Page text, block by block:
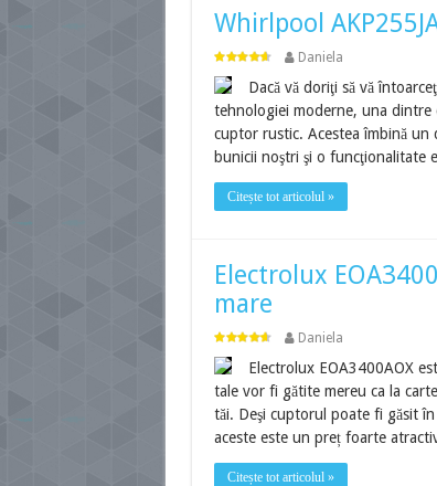
Whirlpool
Daniela
Dacă vă doriţi să vă
tehnologiei moderne, una dintre
cuptor rustic. Acestea îmbină un
bunicii noştri şi o funcţionalitate
Citește tot articolul »
Electrolux
mare
Daniela
Electrolux EOA3400AOX
tale vor fi gătite mereu ca la
tăi. Deşi cuptorul poate fi găsit
aceste este un preț foarte
Citește tot articolul »